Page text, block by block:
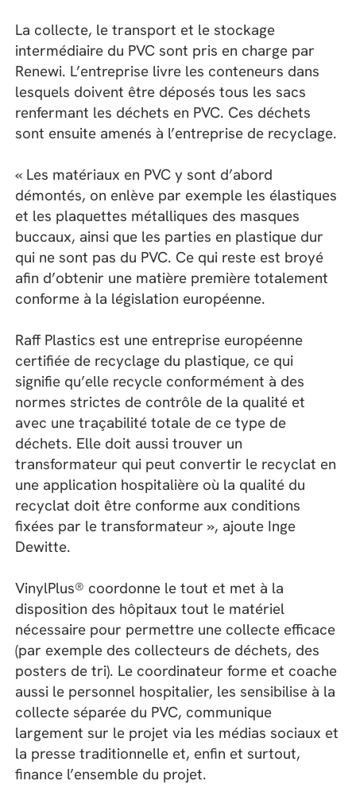
La collecte, le transport et le stockage
intermédiaire du PVC sont pris en charge par
Renewi. L’entreprise livre les conteneurs dans
lesquels doivent être déposés tous les sacs
renfermant les déchets en PVC. Ces déchets
sont ensuite amenés à l’entreprise de recyclage.
« Les matériaux en PVC y sont d’abord
démontés, on enlève par exemple les élastiques
et les plaquettes métalliques des masques
buccaux, ainsi que les parties en plastique dur
qui ne sont pas du PVC. Ce qui reste est broyé
afin d’obtenir une matière première totalement
conforme à la législation européenne.
Raff Plastics est une entreprise européenne
certifiée de recyclage du plastique, ce qui
signifie qu’elle recycle conformément à des
normes strictes de contrôle de la qualité et
avec une traçabilité totale de ce type de
déchets. Elle doit aussi trouver un
transformateur qui peut convertir le recyclat en
une application hospitalière où la qualité du
recyclat doit être conforme aux conditions
fixées par le transformateur », ajoute Inge
Dewitte.
VinylPlus® coordonne le tout et met à la
disposition des hôpitaux tout le matériel
nécessaire pour permettre une collecte efficace
(par exemple des collecteurs de déchets, des
posters de tri). Le coordinateur forme et coache
aussi le personnel hospitalier, les sensibilise à la
collecte séparée du PVC, communique
largement sur le projet via les médias sociaux et
la presse traditionnelle et, enfin et surtout,
finance l’ensemble du projet.